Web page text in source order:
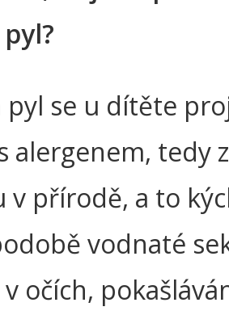
pyl se u dítěte
alergenem, tedy
v přírodě, a to
vodnaté
očích,